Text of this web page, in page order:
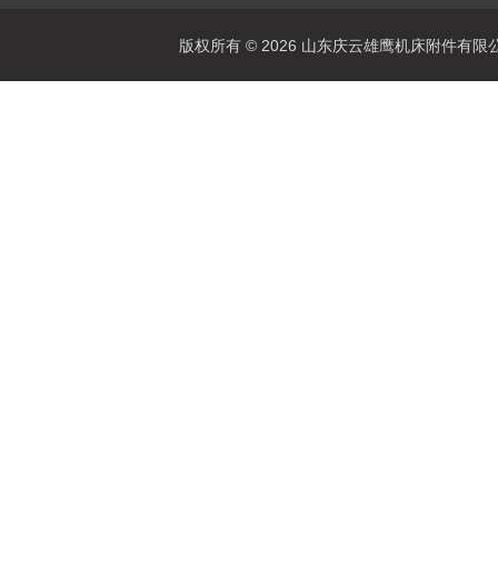
版权所有 © 2026 山东庆云雄鹰机床附件有